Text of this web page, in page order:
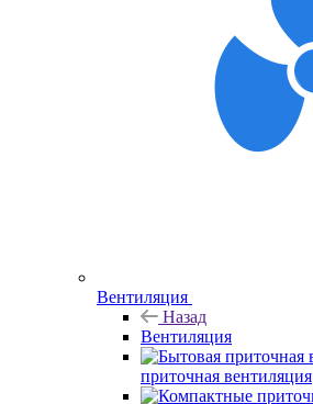
Вентиляция
Назад
Вентиляция
приточная вентиляция